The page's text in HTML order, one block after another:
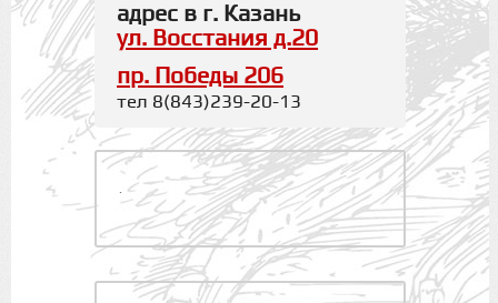
адрес в г. Казань
ул. Восстания д.20
пр. Победы 206
тел 8(843)239-20-13
.